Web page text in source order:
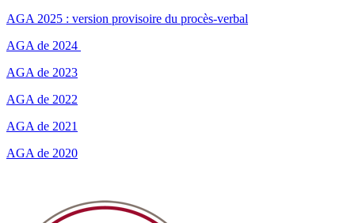
AGA 2025 : version provisoire du procès-verbal
AGA de 2024
AGA de 2023
AGA de 2022
AGA de 2021
AGA de 2020